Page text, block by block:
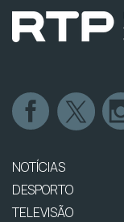
NOTÍCIAS
DESPORTO
TELEVISÃO